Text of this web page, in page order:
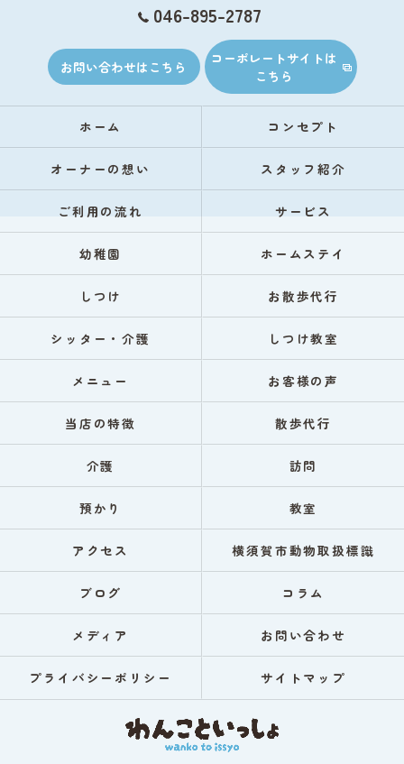
046-895-2787
お問い合わせはこちら
コーポレートサイトは
こちら
ホーム コンセプト
オーナーの想い スタッフ紹介
ご利用の流れ サービス
幼稚園 ホームステイ
しつけ お散歩代行
シッター・介護 しつけ教室
メニュー お客様の声
当店の特徴 散歩代行
介護 訪問
預かり 教室
アクセス 横須賀市動物取扱標識
ブログ コラム
メディア お問い合わせ
プライバシーポリシー サイトマップ